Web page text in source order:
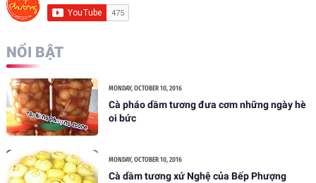
NỔI BẬT
MONDAY, OCTOBER 10, 2016
Cà pháo dầm tương đưa cơm những ngày hè
oi bức
MONDAY, OCTOBER 10, 2016
Cà dầm tương xứ Nghệ của Bếp Phượng